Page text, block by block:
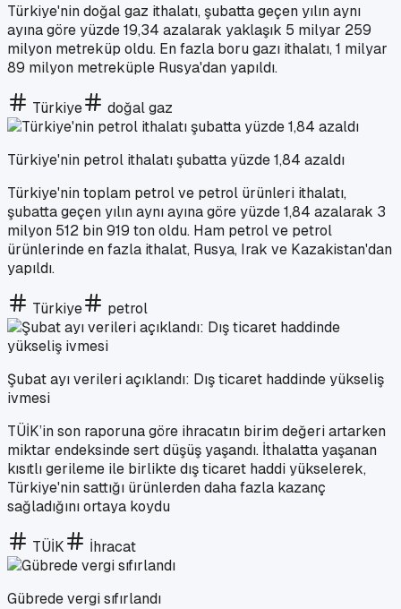
Türkiye'nin doğal gaz ithalatı, şubatta geçen yılın aynı
ayına göre yüzde 19,34 azalarak yaklaşık 5 milyar 259
milyon metreküp oldu. En fazla boru gazı ithalatı, 1 milyar
89 milyon metreküple Rusya'dan yapıldı.
Türkiye doğal gaz
Türkiye'nin petrol ithalatı şubatta yüzde 1,84 azaldı
Türkiye'nin toplam petrol ve petrol ürünleri ithalatı,
şubatta geçen yılın aynı ayına göre yüzde 1,84 azalarak 3
milyon 512 bin 919 ton oldu. Ham petrol ve petrol
ürünlerinde en fazla ithalat, Rusya, Irak ve Kazakistan'dan
yapıldı.
Türkiye petrol
Şubat ayı verileri açıklandı: Dış ticaret haddinde yükseliş
ivmesi
TÜİK’in son raporuna göre ihracatın birim değeri artarken
miktar endeksinde sert düşüş yaşandı. İthalatta yaşanan
kısıtlı gerileme ile birlikte dış ticaret haddi yükselerek,
Türkiye'nin sattığı ürünlerden daha fazla kazanç
sağladığını ortaya koydu
TÜİK İhracat
Gübrede vergi sıfırlandı